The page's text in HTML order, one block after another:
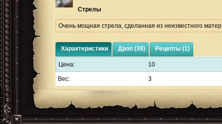
Стрелы
Очень мощная стрела, сделанная из неизвестного
Характеристики Дроп (38) Рецепты (1)
Цена: 10
Вес: 3